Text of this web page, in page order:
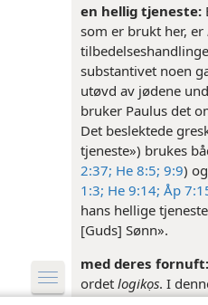
en hellig tjeneste:
som er brukt her, er
substantivet noen
utøvd av jødene
bruker Paulus det
Det beslektede
tjeneste») brukes
2:37; He 8:5; 9:9)
1:3; He 9:14; Åp
hans hellige
[Guds] Sønn».
med deres fornuft:
ordet logikọs. I